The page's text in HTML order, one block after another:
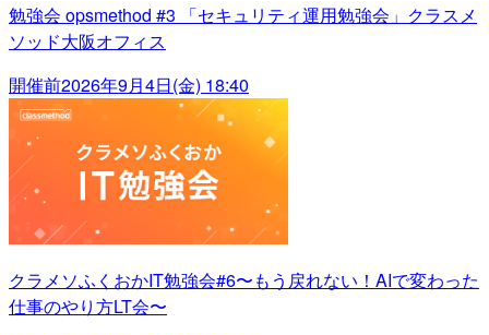
勉強会 opsmethod #3 「セキュリティ運用勉強会」クラスメ
ソッド大阪オフィス
開催前2026年9月4日(金) 18:40
クラメソふくおかIT勉強会#6〜もう戻れない！AIで変わった
仕事のやり方LT会〜